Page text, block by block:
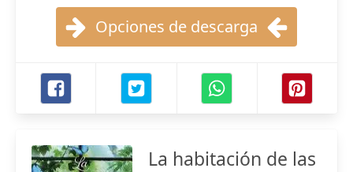
Opciones de descarga
La habitación de las